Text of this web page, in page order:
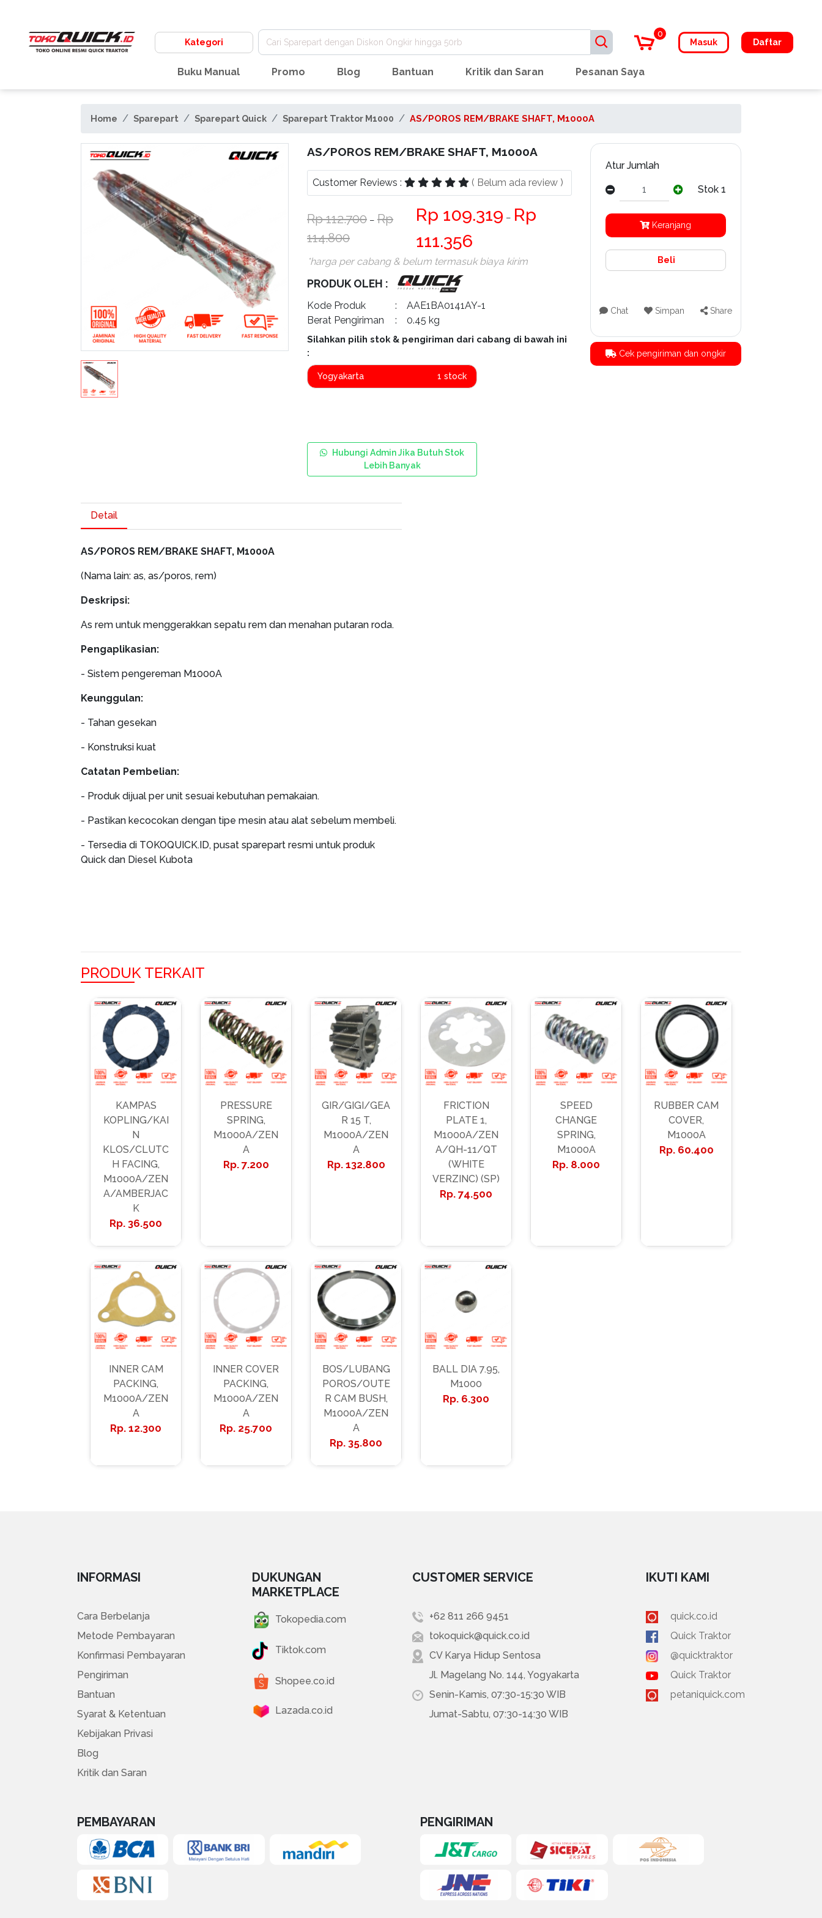
Kategori
0
Masuk
Daftar
Buku Manual Promo Blog Bantuan Kritik dan Saran Pesanan Saya
Home Sparepart Sparepart Quick Sparepart Traktor M1000 AS/POROS REM/BRAKE SHAFT, M1000A
AS/POROS REM/BRAKE SHAFT, M1000A
Customer Reviews : ( Belum ada review )
112.700 −
114.800
109.319 −
111.356
*harga per cabang & belum termasuk biaya kirim
PRODUK OLEH :
Kode Produk
: AAE1BA0141AY-1
Berat Pengiriman
: 0.45 kg
Silahkan pilih stok & pengiriman dari cabang di bawah ini
:
Yogyakarta 1 stock
Hubungi Admin Jika Butuh Stok
Lebih Banyak
Atur Jumlah
Stok 1
Keranjang
Beli
Chat Simpan Share
Cek pengiriman dan ongkir
Detail
AS/POROS REM/BRAKE SHAFT, M1000A
(Nama lain: as, as/poros, rem)
Deskripsi:
As rem untuk menggerakkan sepatu rem dan menahan putaran roda.
Pengaplikasian:
- Sistem pengereman M1000A
Keunggulan:
- Tahan gesekan
- Konstruksi kuat
Catatan Pembelian:
- Produk dijual per unit sesuai kebutuhan pemakaian.
- Pastikan kecocokan dengan tipe mesin atau alat sebelum membeli.
- Tersedia di TOKOQUICK.ID, pusat sparepart resmi untuk produk
Quick dan Diesel Kubota
PRODUK TERKAIT
KAMPAS
KOPLING/KAI
N
KLOS/CLUTC
H FACING,
M1000A/ZEN
A/AMBERJAC
K
36.500
PRESSURE
SPRING,
M1000A/ZEN
A
7.200
GIR/GIGI/GEA
R 15 T,
M1000A/ZEN
A
132.800
FRICTION
PLATE 1,
M1000A/ZEN
A/QH-11/QT
(WHITE
VERZINC) (SP)
74.500
SPEED
CHANGE
SPRING,
M1000A
8.000
RUBBER CAM
COVER,
M1000A
60.400
INNER CAM
PACKING,
M1000A/ZEN
A
12.300
INNER COVER
PACKING,
M1000A/ZEN
A
25.700
BOS/LUBANG
POROS/OUTE
R CAM BUSH,
M1000A/ZEN
A
35.800
BALL DIA 7.95,
M1000
6.300
INFORMASI
Cara Berbelanja
Metode Pembayaran
Konfirmasi Pembayaran
Pengiriman
Bantuan
Syarat & Ketentuan
Kebijakan Privasi
Blog
Kritik dan Saran
DUKUNGAN
MARKETPLACE
Tokopedia.com
Tiktok.com
Shopee.co.id
Lazada.co.id
CUSTOMER SERVICE
+62 811 266 9451
tokoquick@quick.co.id
CV Karya Hidup Sentosa
Jl. Magelang No. 144, Yogyakarta
Senin-Kamis, 07:30-15:30 WIB
Jumat-Sabtu, 07:30-14:30 WIB
IKUTI KAMI
quick.co.id
Quick Traktor
@quicktraktor
Quick Traktor
petaniquick.com
PEMBAYARAN PENGIRIMAN